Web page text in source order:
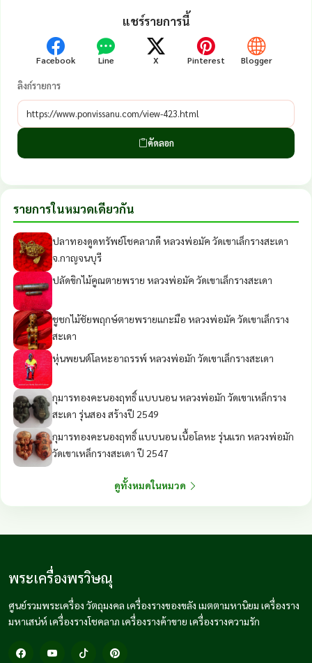
แชร์รายการนี้
Facebook Line X Pinterest Blogger
ลิงก์รายการ
คัดลอก
รายการในหมวดเดียวกัน
ปลาทองดูดทรัพย์โชคลาภดี หลวงพ่อมัค วัดเขาเล็กรางสะเดา
จ.กาญจนบุรี
ปลัดขิกไม้คูณตายพราย หลวงพ่อมัค วัดเขาเล็กรางสะเดา
ชูชกไม้ชัยพฤกษ์ตายพรายแกะมือ หลวงพ่อมัค วัดเขาเล็กราง
สะเดา
หุ่นพยนต์โลหะอาถรรพ์ หลวงพ่อมัก วัดเขาเล็กรางสะเดา
กุมารทองคะนองฤทธิ์ แบบนอน หลวงพ่อมัก วัดเขาเหล็กราง
สะเดา รุ่นสอง สร้างปี 2549
กุมารทองคะนองฤทธิ์ แบบนอน เนื้อโลหะ รุ่นแรก หลวงพ่อมัก
วัดเขาเหล็กรางสะเดา ปี 2547
ดูทั้งหมดในหมวด
พระเครื่องพรวิษณุ
ศูนย์รวมพระเครื่อง วัตถุมงคล เครื่องรางของขลัง เมตตามหานิยม เครื่องราง
มหาเสน่ห์ เครื่องรางโชคลาภ เครื่องรางค้าขาย เครื่องรางความรัก